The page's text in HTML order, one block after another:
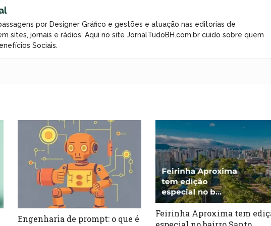
por Designer Gráfico e gestões e atuação nas editorias de
sites, jornais e rádios. Aqui no site JornalTudoBH.com.br cuido sobre quem
Sociais.
Engenharia de prompt: o que é
Feirinha Aproxima tem